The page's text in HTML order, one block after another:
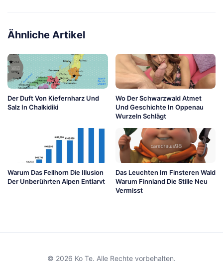
Ähnliche Artikel
Der Duft Von Kiefernharz Und
Salz In Chalkidiki
Wo Der Schwarzwald Atmet
Und Geschichte In Oppenau
Wurzeln Schlägt
Warum Das Fellhorn Die Illusion
Der Unberührten Alpen Entlarvt
Das Leuchten Im Finsteren Wald
Warum Finnland Die Stille Neu
Vermisst
© 2026 Ko Te. Alle Rechte vorbehalten.